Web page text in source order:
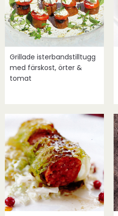
Grillade isterbandstilltugg
med färskost, örter &
tomat